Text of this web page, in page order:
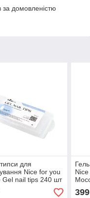
домовленістю
для
Nice for you
Gel nail tips 240 шт
399